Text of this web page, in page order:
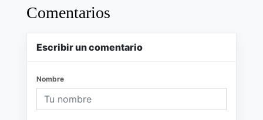
Comentarios
Escribir un comentario
Nombre